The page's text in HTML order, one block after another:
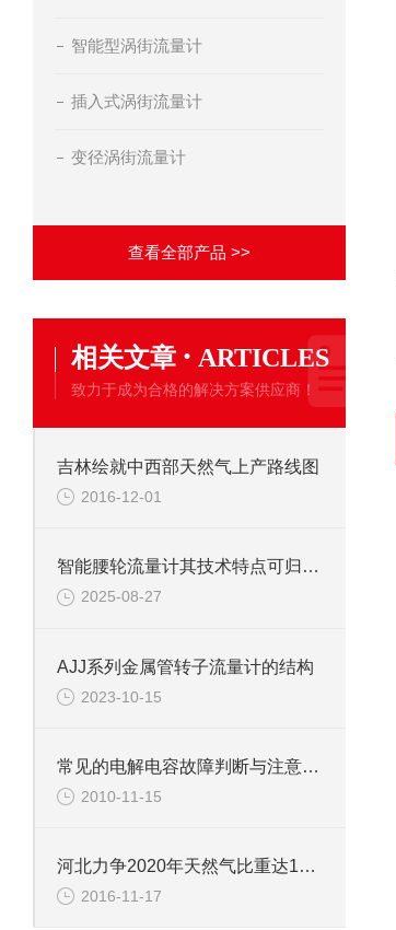
智能型涡街流量计
插入式涡街流量计
变径涡街流量计
查看全部产品 >>
相关文章 · ARTICLES
致力于成为合格的解决方案供应商！
吉林绘就中西部天然气上产路线图
2016-12-01
智能腰轮流量计其技术特点可归纳为以下核心优势
2025-08-27
AJJ系列金属管转子流量计的结构
2023-10-15
常见的电解电容故障判断与注意事项
2010-11-15
河北力争2020年天然气比重达11%以上
2016-11-17